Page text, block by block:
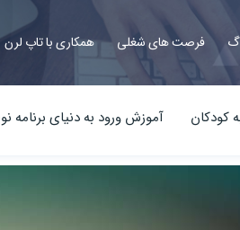
فرصت های شغلی همکاری با تاپ لرن
کودکان آموزش ورود به دنیای برنامه